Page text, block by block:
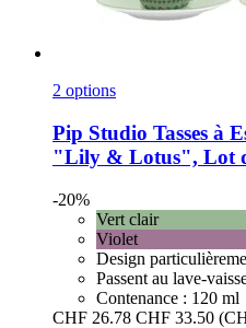
2 options
Pip Studio Tasses à
"Lily & Lotus", Lot
-20%
Vert clair
Violet
Design
Passent au lave-
Contenance : 120 ml
CHF 26.78 CHF 33.50